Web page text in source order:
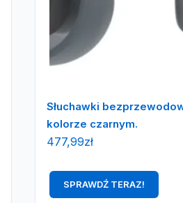
Słuchawki
kolorze czarnym.
477,99zł
SPRAWDŹ TERAZ!